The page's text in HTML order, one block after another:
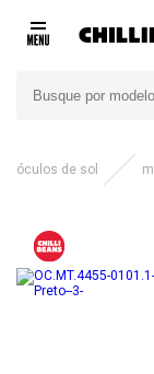
óculos de sol